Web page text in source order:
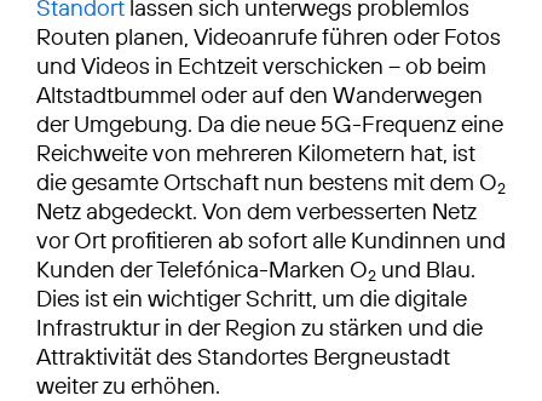
Standort lassen sich unterwegs problemlos
Routen planen, Videoanrufe führen oder Fotos
und Videos in Echtzeit verschicken – ob beim
Altstadtbummel oder auf den Wanderwegen
der Umgebung. Da die neue 5G-Frequenz eine
Reichweite von mehreren Kilometern hat, ist
die gesamte Ortschaft nun bestens mit dem O2
Netz abgedeckt. Von dem verbesserten Netz
vor Ort profitieren ab sofort alle Kundinnen und
Kunden der Telefónica-Marken O2 und Blau.
Dies ist ein wichtiger Schritt, um die digitale
Infrastruktur in der Region zu stärken und die
Attraktivität des Standortes Bergneustadt
weiter zu erhöhen.